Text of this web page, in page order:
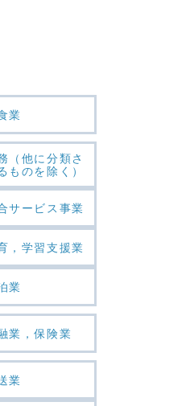
業
（他に分類さ
ものを除く）
サービス事業
，学習支援業
業
業，保険業
業